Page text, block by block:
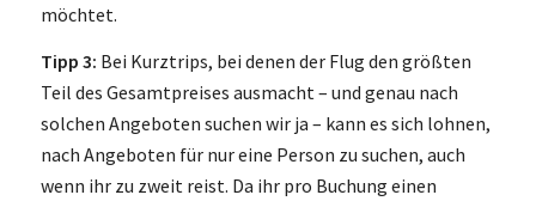
möchtet.
Tipp 3: Bei Kurztrips, bei denen der Flug den größten
Teil des Gesamtpreises ausmacht – und genau nach
solchen Angeboten suchen wir ja – kann es sich lohnen,
nach Angeboten für nur eine Person zu suchen, auch
wenn ihr zu zweit reist. Da ihr pro Buchung einen